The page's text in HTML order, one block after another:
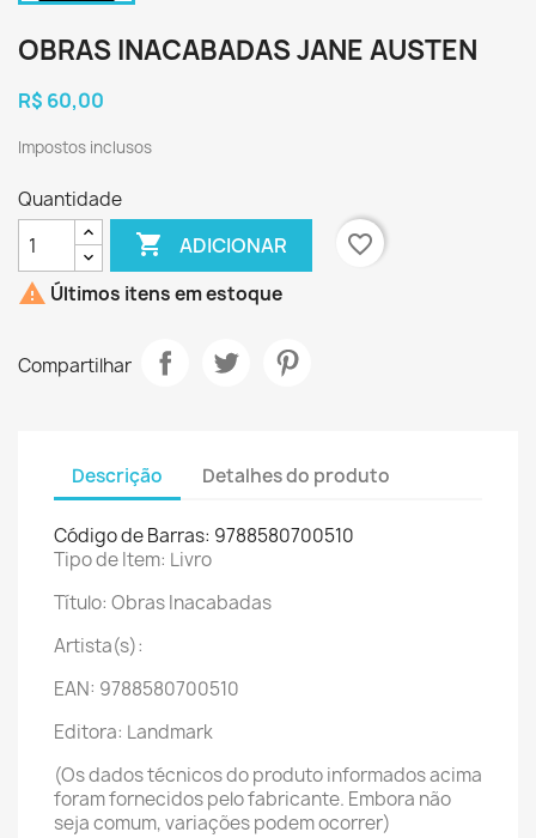
OBRAS INACABADAS JANE AUSTEN
R$ 60,00
Impostos inclusos
Quantidade
 ADICIONAR
favorite_border
 Últimos itens em estoque
Compartilhar
Descrição Detalhes do produto
Código de Barras: 9788580700510
Tipo de Item: Livro
Título: Obras Inacabadas
Artista(s):
EAN: 9788580700510
Editora: Landmark
(Os dados técnicos do produto informados acima
foram fornecidos pelo fabricante. Embora não
seja comum, variações podem ocorrer)